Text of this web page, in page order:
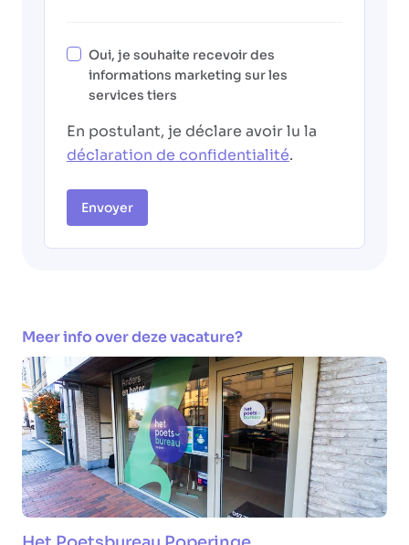
Oui, je souhaite recevoir des
informations marketing sur les
services tiers
En postulant, je déclare avoir lu la
déclaration de confidentialité.
Envoyer
Meer info over deze vacature?